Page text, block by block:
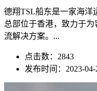
德翔TSL船东是一家海洋
总部位于香港，致力于
流解决方案。...
点击数：2843
发布时间：2023-04-